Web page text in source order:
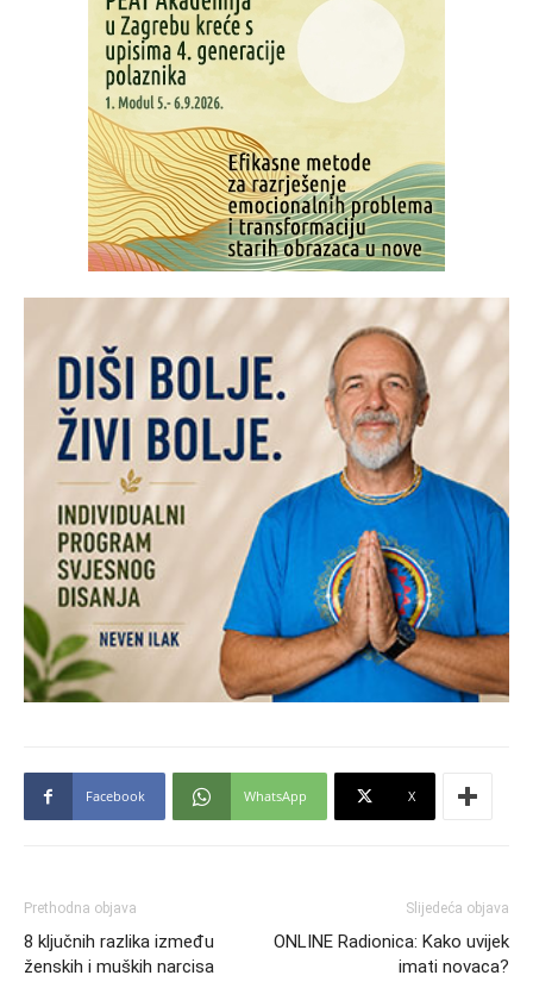
Facebook WhatsApp X
Prethodna objava
8 ključnih razlika između
ženskih i muških narcisa
Slijedeća objava
ONLINE Radionica: Kako uvijek
imati novaca?